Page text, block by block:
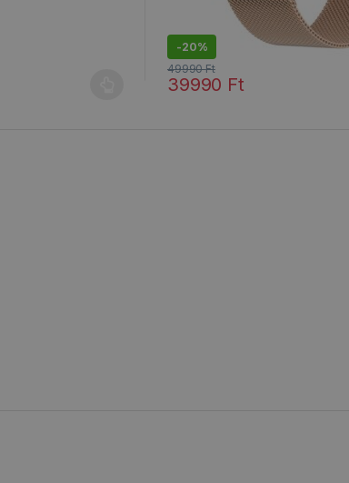
választhatók ki
-20%
39990 Ft
49990Ft
Ennek a terméknek több